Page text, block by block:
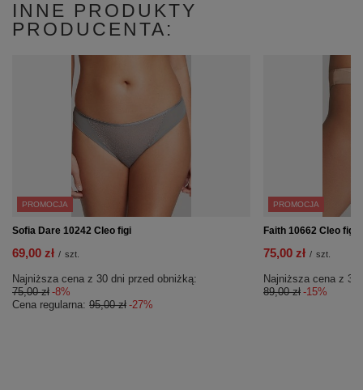
INNE PRODUKTY
PRODUCENTA:
PROMOCJA
Sofia Dare 10242 Cleo figi
69,00 zł / szt.
Najniższa cena z 30 dni przed obniżką:
75,00 zł -8%
Cena regularna: 95,00 zł -27%
PROMOCJA
Faith 10662 Cleo figi
75,00 zł / szt.
Najniższa cena z
89,00 zł -15%